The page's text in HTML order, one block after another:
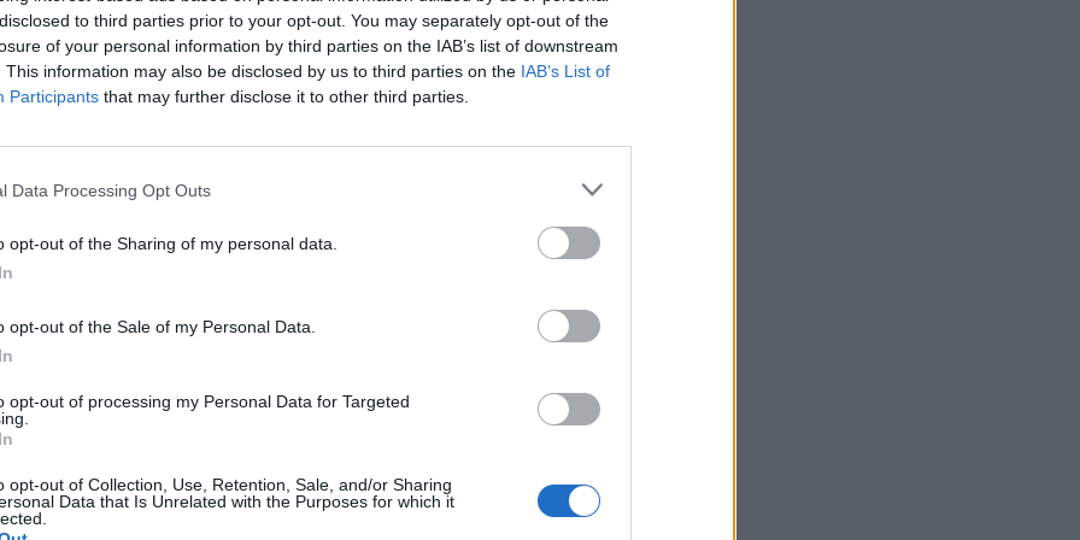
to third parties prior to your opt-out. You may separately opt-out of the
of your personal information by third parties on the IAB’s list of downstream
This information may also be disclosed by us to third parties on the IAB’s List of
Participants that may further disclose it to other third parties.
Data Processing Opt Outs
opt-out of the Sharing of my personal data.
opt-out of the Sale of my Personal Data.
opt-out of processing my Personal Data for Targeted
opt-out of Collection, Use, Retention, Sale, and/or Sharing
Data that Is Unrelated with the Purposes for which it
të jetë një precedent i rrezikshëm”, tha ai, duke shtuar se
ishte ta bënte sistemin shëndetësor më elastik, por të
provinca e Lombardisë e goditur rëndë nga Covid-19
e urgjencës nga Conte dhe Speranza pasi nuk
tyre për të adoptuar me shpejtësi masat për frenimin e
Codogno në Lombardinë jugore më 21 shkurt 2020. Dy
Alzano Lombardo, një qytet në Bergamo. Sidoqoftë,
zbatuan menjëherë së bashku me nëntë qytete të tjera në
me të gjithë rajonin e Lombardisë dy javë më vonë.
Gjykatën Civile të Romës është në vazhdim. Gjykata po
duke përfshirë mungesën e pretenduar të një